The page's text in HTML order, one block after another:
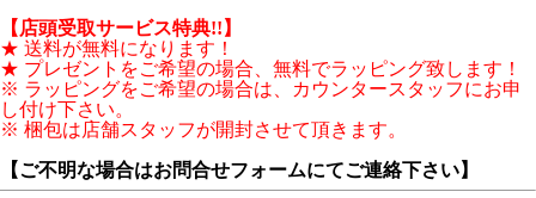
【店頭受取サービス特典!!】
★ 送料が無料になります！
★ プレゼントをご希望の場合、無料でラッピング致します！
※ ラッピングをご希望の場合は、カウンタースタッフにお申
し付け下さい。
※ 梱包は店舗スタッフが開封させて頂きます。
【ご不明な場合はお問合せフォームにてご連絡下さい】